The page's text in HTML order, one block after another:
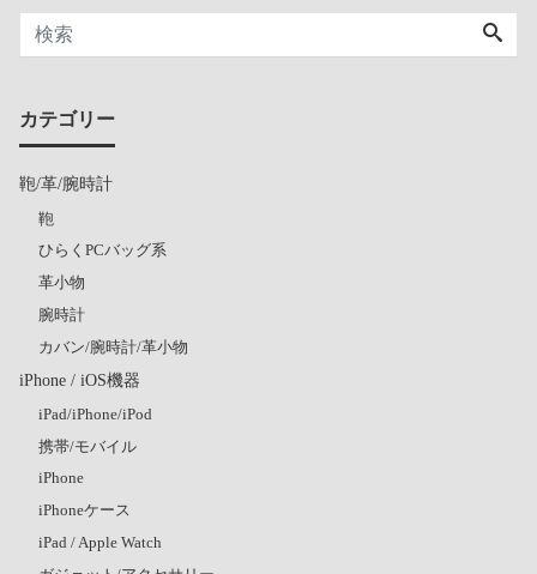
カテゴリー
鞄/革/腕時計
鞄
ひらくPCバッグ系
革小物
腕時計
カバン/腕時計/革小物
iPhone / iOS機器
iPad/iPhone/iPod
携帯/モバイル
iPhone
iPhoneケース
iPad / Apple Watch